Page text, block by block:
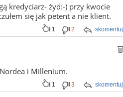
kredyciarz- żyd:-) przy kwocie
się jak petent a nie klient.
skomentuj
1 2
i Millenium.
skomentuj
1 3